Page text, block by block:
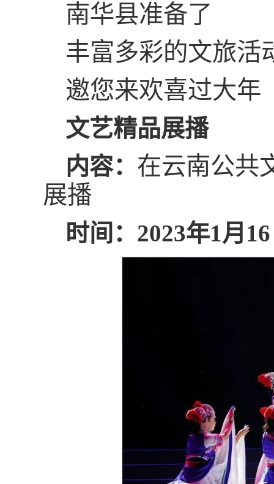
南华县准备了
丰富多彩的文旅活
邀您来欢喜过大年
文艺精品展播
内容： 在云南公共
展播
时间：2023年1月